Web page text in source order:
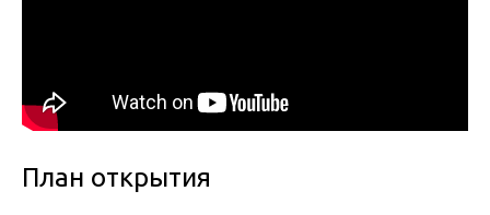
План открытия